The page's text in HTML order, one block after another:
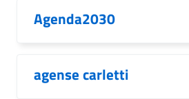
Agenda2030
agense carletti